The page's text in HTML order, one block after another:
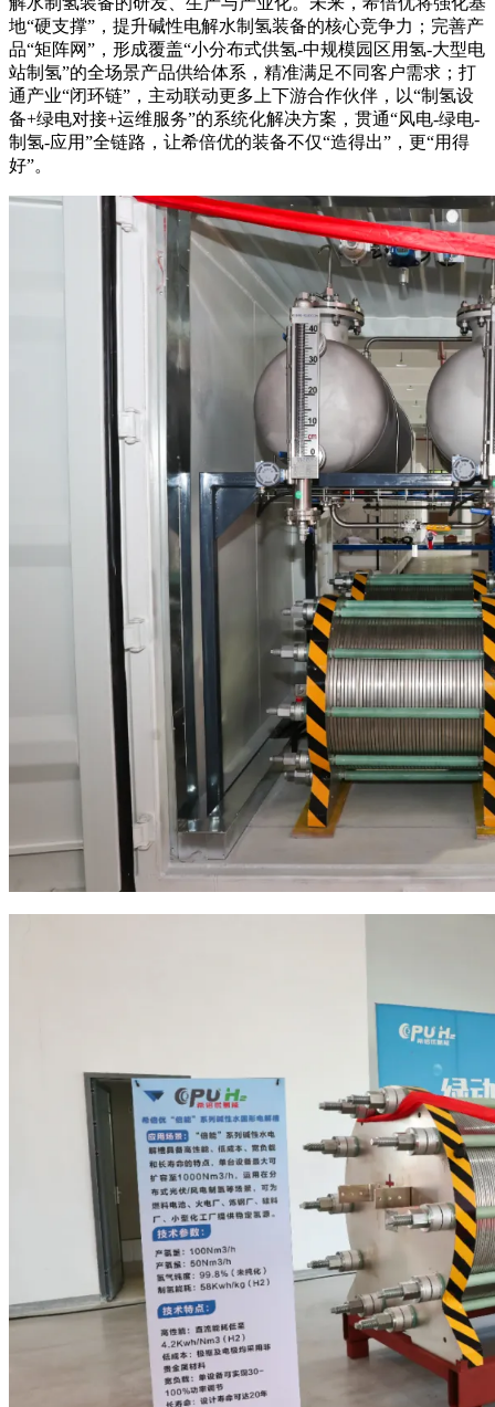
地“硬支撑”，提升碱性电解水制氢装备的核心竞争力；完善产
品“矩阵网”，形成覆盖“小分布式供氢-中规模园区用氢-大型电
站制氢”的全场景产品供给体系，精准满足不同客户需求；打
通产业“闭环链”，主动联动更多上下游合作伙伴，以“制氢设
备+绿电对接+运维服务”的系统化解决方案，贯通“风电-绿电-
制氢-应用”全链路，让希倍优的装备不仅“造得出”，更“用得
好”。